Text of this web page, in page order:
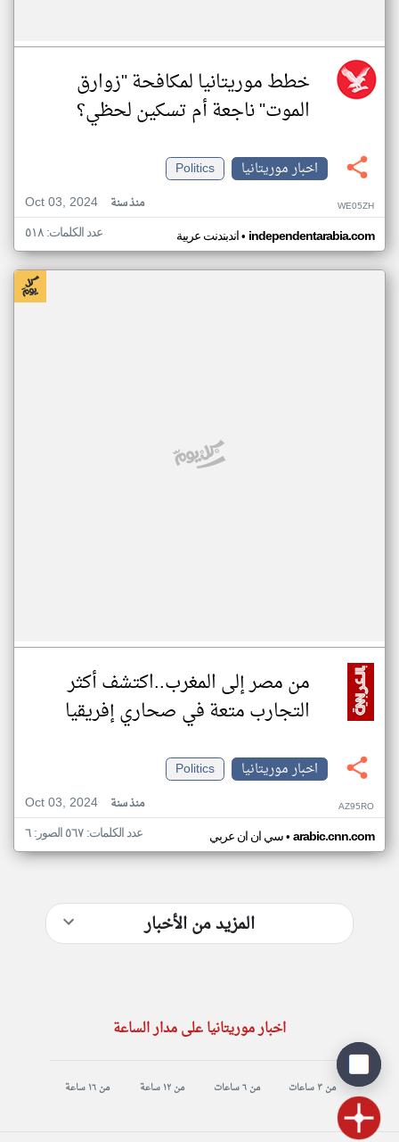
خطط موريتانيا لمكافحة "زوارق
الموت" ناجعة أم تسكين لحظي؟
اخبار موريتانيا
Politics
Oct 03, 2024
منذ سنة WE05ZH
اندبندنت عربية• independentarabia.com عدد الكلمات: ٥١٨
من مصر إلى المغرب..اكتشف أكثر
التجارب متعة في صحاري إفريقيا
اخبار موريتانيا
Politics
Oct 03, 2024
منذ سنة AZ95RO
سي ان ان عربي• arabic.cnn.com عدد الكلمات: ٥٦٧ الصور: ٦
المزيد من الأخبار
اخبار موريتانيا على مدار الساعة
من ٣ ساعات من ٦ ساعات من ١٢ ساعة من ١٦ ساعة